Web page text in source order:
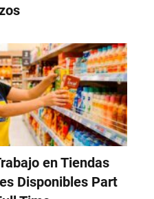
en Tiendas
Disponibles Part